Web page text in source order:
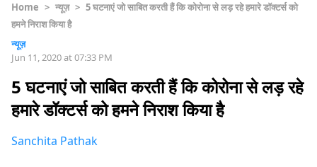
Home > न्यूज़ > 5 घटनाएं जो साबित करती हैं कि कोरोना से लड़ रहे हमारे डॉक्टर्स को
हमने निराश किया है
न्यूज़
Jun 11, 2020 at 07:33 PM
5 घटनाएं जो साबित करती हैं कि कोरोना से लड़ रहे
हमारे डॉक्टर्स को हमने निराश किया है
Sanchita Pathak